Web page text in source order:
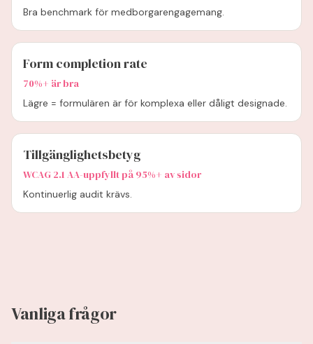
Bra benchmark för medborgarengagemang.
Form completion rate
70%+ är bra
Lägre = formulären är för komplexa eller dåligt designade.
Tillgänglighetsbetyg
WCAG 2.1 AA-uppfyllt på 95%+ av sidor
Kontinuerlig audit krävs.
Vanliga frågor